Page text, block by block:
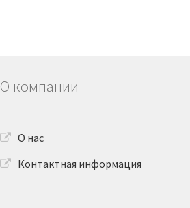
О компании
О нас
Контактная информация